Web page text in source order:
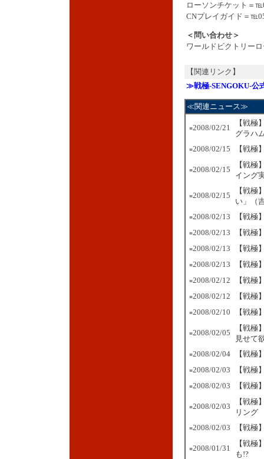
ローソンチケット＝
CNプレイガイド＝
＜問い合わせ＞
ワールドビクトリー
【関連リンク】
≫戦極-SENGOKU-公
≪関連ニュース≫
■2008/02/21
【戦極
グラハ
■2008/02/15 【戦極
■2008/02/15
【戦極
イング
■2008/02/15
【戦極
い」（
■2008/02/13 【戦極
■2008/02/13 【戦極
■2008/02/13 【戦極
■2008/02/13 【戦極
■2008/02/12 【戦極
■2008/02/12 【戦極
■2008/02/10 【戦極
■2008/02/05
【戦極
見せて
■2008/02/04 【戦極
■2008/02/03 【戦極
■2008/02/03 【戦極
■2008/02/03
【戦極
リング
■2008/02/03 【戦極
■2008/01/31
【戦極
も!?